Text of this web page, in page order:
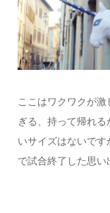
ここはワクワクが
ぎる、持って帰れ
いサイズはないで
で試合終了した思い